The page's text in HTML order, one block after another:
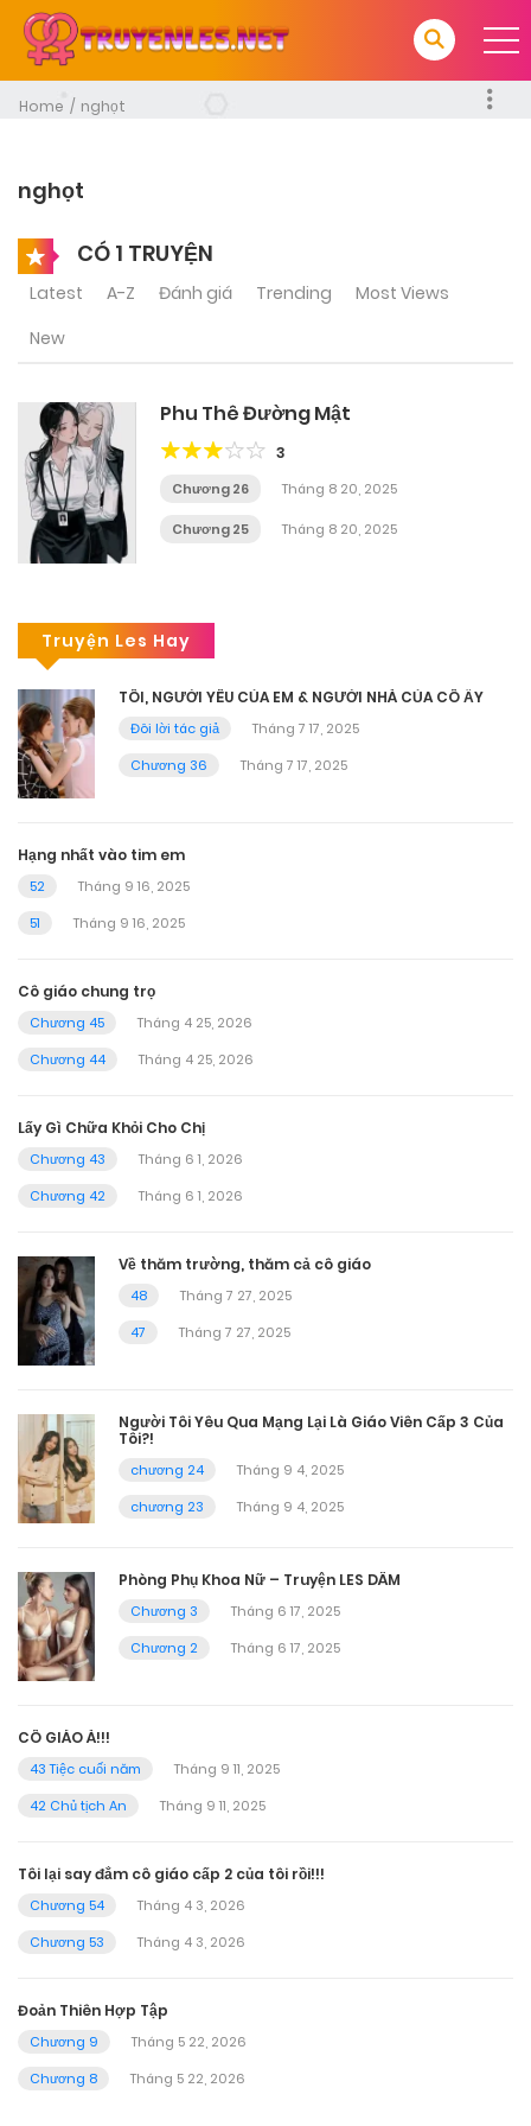
Home nghọt
nghọt
CÓ 1 TRUYỆN
Latest A-Z Đánh giá Trending
Most Views
New
Phu Thê Đường Mật
3
Chương 26 Tháng 8 20, 2025
Chương 25 Tháng 8 20, 2025
Truyện Les Hay
TÔI, NGƯỜI YÊU CỦA EM & NGƯỜI NHÀ CỦA CÔ ẤY
Đôi lời tác giả
Tháng 7 17, 2025
Chương 36
Tháng 7 17, 2025
Hạng nhất vào tim em
52
Tháng 9 16, 2025
51
Tháng 9 16, 2025
Cô giáo chung trọ
Chương 45
Tháng 4 25, 2026
Chương 44
Tháng 4 25, 2026
Lấy Gì Chữa Khỏi Cho Chị
Chương 43
Tháng 6 1, 2026
Chương 42
Tháng 6 1, 2026
Về thăm trường, thăm cả cô giáo
48
Tháng 7 27, 2025
47
Tháng 7 27, 2025
Người Tôi Yêu Qua Mạng Lại Là Giáo Viên Cấp 3 Của
Tôi?!
chương 24
Tháng 9 4, 2025
chương 23
Tháng 9 4, 2025
Phòng Phụ Khoa Nữ – Truyện LES DÂM
Chương 3
Tháng 6 17, 2025
Chương 2
Tháng 6 17, 2025
CÔ GIÁO À!!!
43 Tiệc cuối năm
Tháng 9 11, 2025
42 Chủ tịch An
Tháng 9 11, 2025
Tôi lại say đắm cô giáo cấp 2 của tôi rồi!!!
Chương 54
Tháng 4 3, 2026
Chương 53
Tháng 4 3, 2026
Đoản Thiên Hợp Tập
Chương 9
Tháng 5 22, 2026
Chương 8
Tháng 5 22, 2026